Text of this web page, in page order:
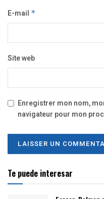
E-mail *
Site web
Enregistrer mon nom,
navigateur pour mon
Te puede interesar